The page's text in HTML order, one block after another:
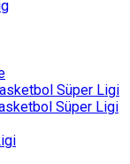
Süper Ligi
Süper Ligi